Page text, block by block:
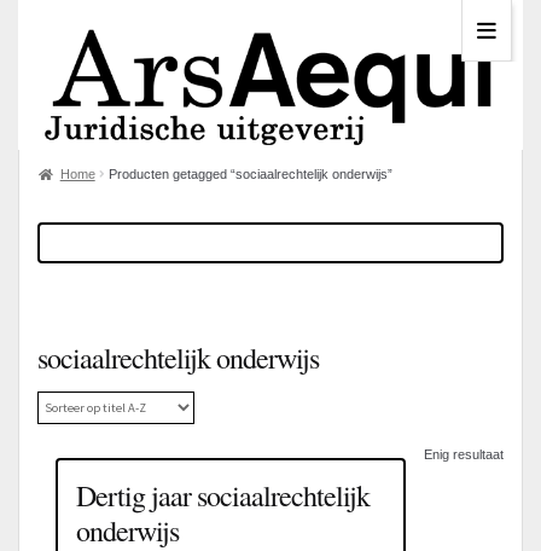
Home Producten getagged “sociaalrechtelijk onderwijs”
sociaalrechtelijk onderwijs
Enig resultaat
Dertig jaar sociaalrechtelijk
onderwijs